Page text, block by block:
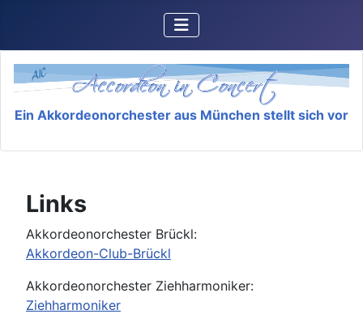
Ein Akkordeonorchester aus München stellt sich vor
Links
Akkordeonorchester Brückl:
Akkordeon-Club-Brückl
Akkordeonorchester Ziehharmoniker:
Ziehharmoniker